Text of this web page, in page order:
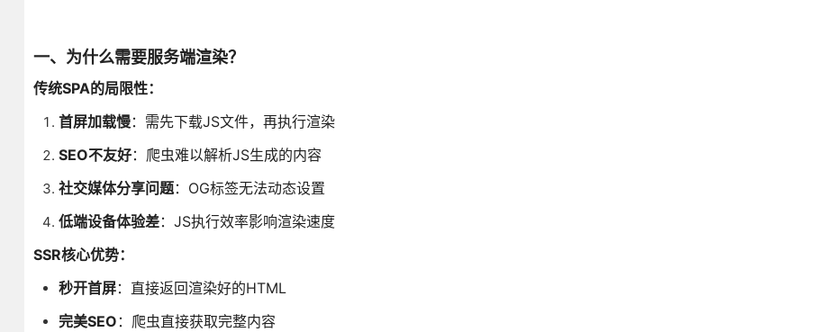
一、为什么需要服务端渲染？
传统SPA的局限性：
首屏加载慢：需先下载JS文件，再执行渲染
SEO不友好：爬虫难以解析JS生成的内容
社交媒体分享问题：OG标签无法动态设置
低端设备体验差：JS执行效率影响渲染速度
SSR核心优势：
秒开首屏：直接返回渲染好的HTML
完美SEO ：爬虫直接获取完整内容